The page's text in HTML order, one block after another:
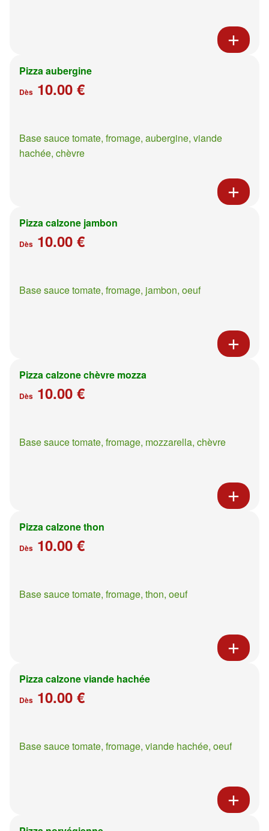
Pizza aubergine
Dès 10.00 €
Base sauce tomate, fromage, aubergine, viande
hachée, chèvre
Pizza calzone jambon
Dès 10.00 €
Base sauce tomate, fromage, jambon, oeuf
Pizza calzone chèvre mozza
Dès 10.00 €
Base sauce tomate, fromage, mozzarella, chèvre
Pizza calzone thon
Dès 10.00 €
Base sauce tomate, fromage, thon, oeuf
Pizza calzone viande hachée
Dès 10.00 €
Base sauce tomate, fromage, viande hachée, oeuf